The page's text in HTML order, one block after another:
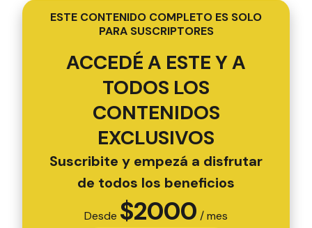
ESTE CONTENIDO COMPLETO ES SOLO
PARA SUSCRIPTORES
ACCEDÉ A ESTE Y A
TODOS LOS
CONTENIDOS
EXCLUSIVOS
Suscribite y empezá a disfrutar
de todos los beneficios
Desde $2000 / mes